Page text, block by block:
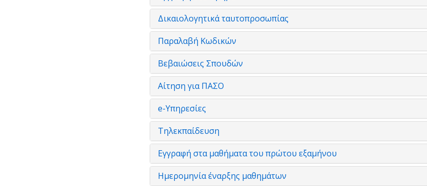
Δικαιολογητικά ταυτοπροσωπίας
Παραλαβή Κωδικών
Βεβαιώσεις Σπουδών
Αίτηση για ΠΑΣΟ
e-Υπηρεσίες
Τηλεκπαίδευση
Εγγραφή στα μαθήματα του πρώτου εξαμήνου
Ημερομηνία έναρξης μαθημάτων